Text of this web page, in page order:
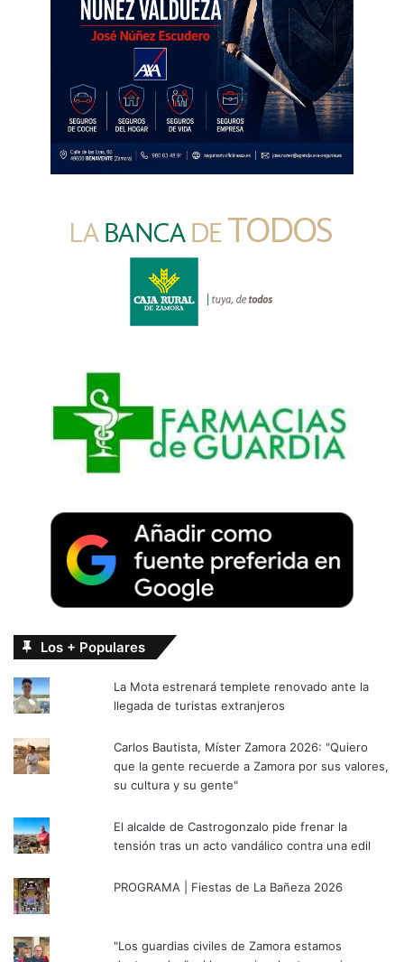
Los + Populares
La Mota estrenará templete renovado ante la
llegada de turistas extranjeros
Carlos Bautista, Míster Zamora 2026: "Quiero
que la gente recuerde a Zamora por sus valores,
su cultura y su gente"
El alcalde de Castrogonzalo pide frenar la
tensión tras un acto vandálico contra una edil
PROGRAMA | Fiestas de La Bañeza 2026
"Los guardias civiles de Zamora estamos